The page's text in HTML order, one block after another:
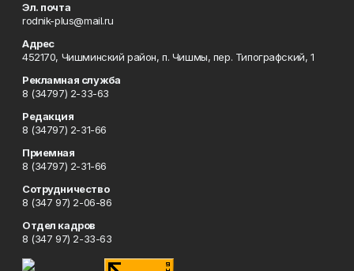
Эл. почта
rodnik-plus@mail.ru
Адрес
452170, Чишминский район, п. Чишмы, пер. Типографский, 1
Рекламная служба
8 (34797) 2-33-63
Редакция
8 (34797) 2-31-66
Приемная
8 (34797) 2-31-66
Сотрудничество
8 (347 97) 2-06-86
Отдел кадров
8 (347 97) 2-33-63